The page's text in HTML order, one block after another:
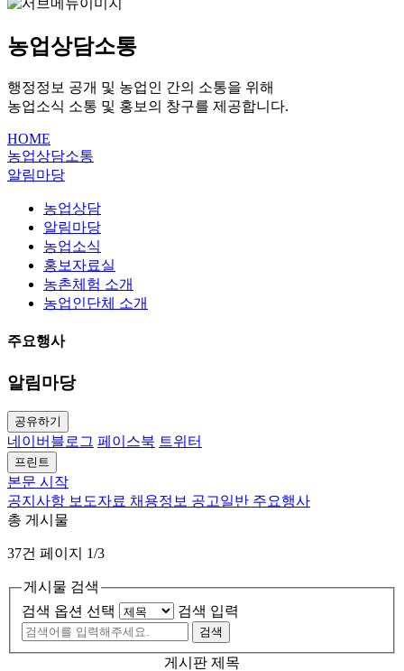
농업상담소통
행정정보 공개 및 농업인 간의 소통을 위해
농업소식 소통 및 홍보의 창구를 제공합니다.
HOME
농업상담소통
알림마당
농업상담
알림마당
농업소식
홍보자료실
농촌체험 소개
농업인단체 소개
주요행사
알림마당
공유하기
네이버블로그 페이스북 트위터
프린트
본문 시작
공지사항 보도자료 채용정보 공고일반 주요행사
총 게시물
37건 페이지 1/3
게시물 검색
검색 옵션 선택
검색 입력
게시판 제목